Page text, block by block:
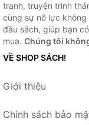
tranh, truyện trinh
cùng sự nỗ lực
đầu sách, giúp bạn
mua. Chúng tôi
VỀ SHOP SÁCH!
Giới thiệu
Chính sách bảo